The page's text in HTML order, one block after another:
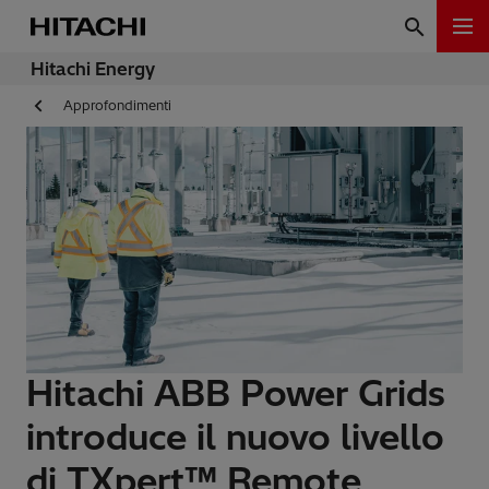
Hitachi Energy
Approfondimenti
Hitachi ABB Power Grids
introduce il nuovo livello